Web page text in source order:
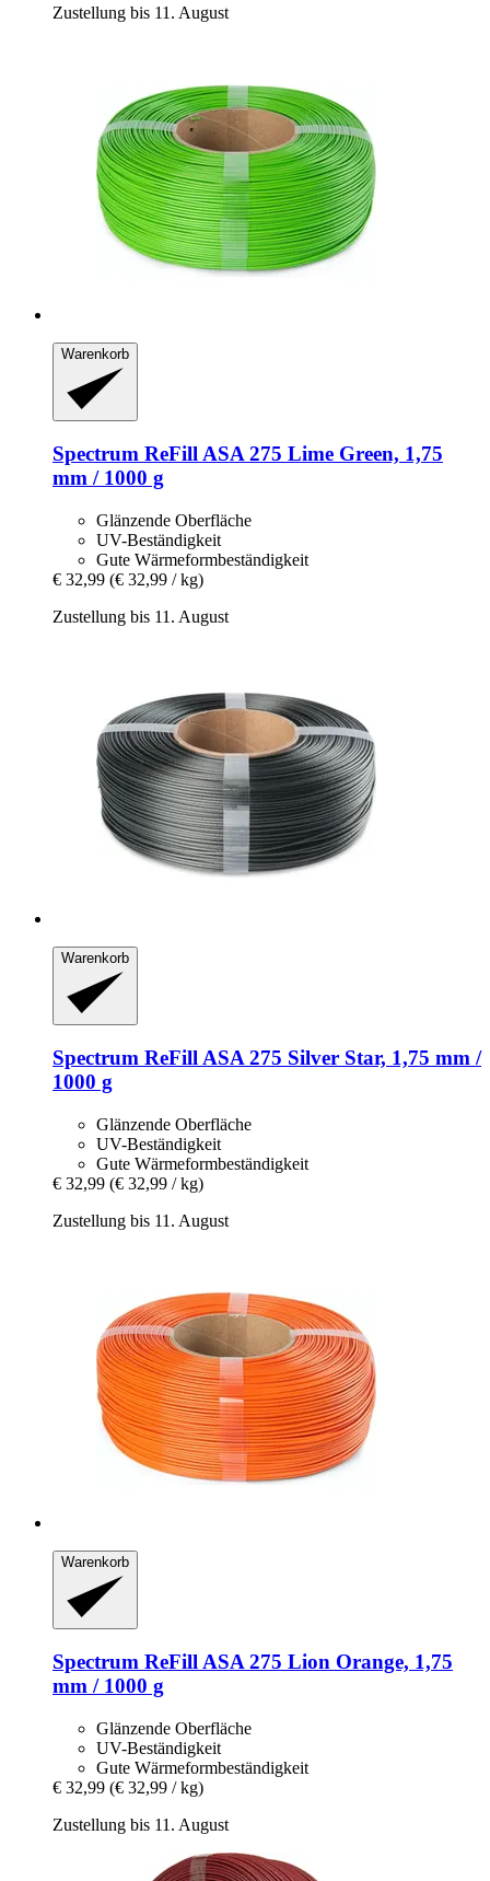
Zustellung bis 11. August
Warenkorb
Spectrum ReFill ASA 275 Lime Green, 1,75
mm / 1000 g
Glänzende Oberfläche
UV-Beständigkeit
Gute Wärmeformbeständigkeit
€ 32,99 (€ 32,99 / kg)
Zustellung bis 11. August
Warenkorb
Spectrum ReFill ASA 275 Silver Star, 1,75 mm /
1000 g
Glänzende Oberfläche
UV-Beständigkeit
Gute Wärmeformbeständigkeit
€ 32,99 (€ 32,99 / kg)
Zustellung bis 11. August
Warenkorb
Spectrum ReFill ASA 275 Lion Orange, 1,75
mm / 1000 g
Glänzende Oberfläche
UV-Beständigkeit
Gute Wärmeformbeständigkeit
€ 32,99 (€ 32,99 / kg)
Zustellung bis 11. August